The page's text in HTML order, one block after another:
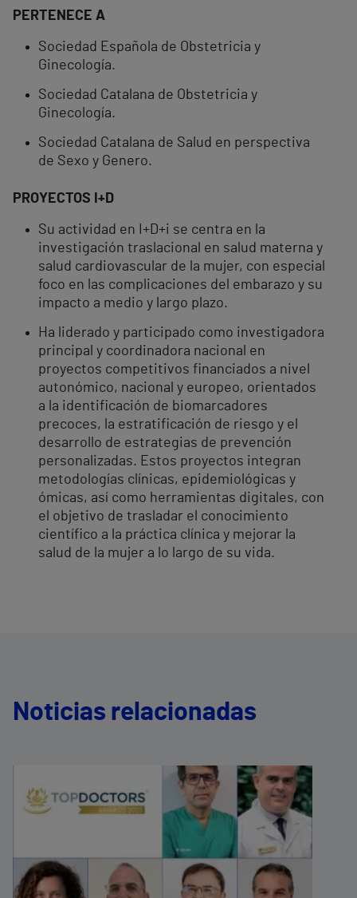
PERTENECE A
Sociedad Española de Obstetricia y
Ginecología.
Sociedad Catalana de Obstetricia y
Ginecología.
Sociedad Catalana de Salud en perspectiva
de Sexo y Genero.
PROYECTOS I+D
Su actividad en I+D+i se centra en la
investigación traslacional en salud materna y
salud cardiovascular de la mujer, con especial
foco en las complicaciones del embarazo y su
impacto a medio y largo plazo.
Ha liderado y participado como investigadora
principal y coordinadora nacional en
proyectos competitivos financiados a nivel
autonómico, nacional y europeo, orientados
a la identificación de biomarcadores
precoces, la estratificación de riesgo y el
desarrollo de estrategias de prevención
personalizadas. Estos proyectos integran
metodologías clínicas, epidemiológicas y
ómicas, así como herramientas digitales, con
el objetivo de trasladar el conocimiento
científico a la práctica clínica y mejorar la
salud de la mujer a lo largo de su vida.
Noticias relacionadas